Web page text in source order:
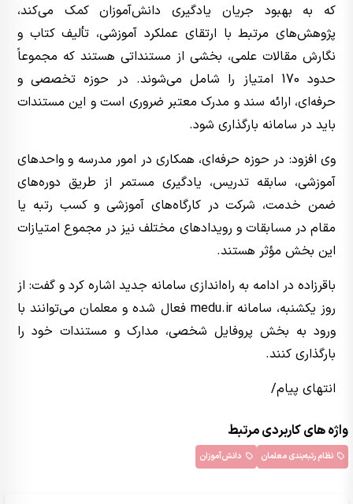
که به بهبود جریان یادگیری دانش‌آموزان کمک می‌کند،
پژوهش‌های مرتبط با ارتقای عملکرد آموزشی، تألیف کتاب و
نگارش مقالات علمی، بخشی از مستنداتی هستند که مجموعاً
حدود 170 امتیاز را شامل می‌شوند. در حوزه تخصصی و
حرفه‌ای، ارائه سند و مدرک معتبر ضروری است و این مستندات
باید در سامانه بارگذاری شود.
وی افزود: در حوزه حرفه‌ای، همکاری در امور مدرسه و واحدهای
آموزشی، سابقه تدریس، یادگیری مستمر از طریق دوره‌های
ضمن خدمت، شرکت در کارگاه‌های آموزشی و کسب رتبه یا
مقام در مسابقات و رویدادهای مختلف نیز در مجموع امتیازات
این بخش مؤثر هستند.
باقرزاده در ادامه به راه‌اندازی سامانه جدید اشاره کرد و گفت: از
روز یکشنبه، سامانه medu.ir فعال شده و معلمان می‌توانند با
ورود به بخش پروفایل شخصی، مدارک و مستندات خود را
بارگذاری کنند.
انتهای پیام/
واژه های کاربردی مرتبط
نظام رتبه‌بندی معلمان دانش‌آموزان